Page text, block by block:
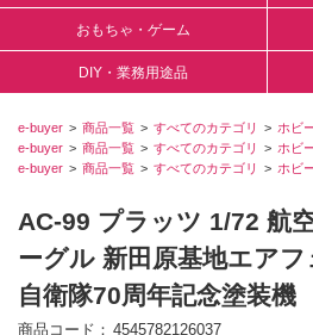
おもちゃ・ゲーム
DIY・業務用途品
e-buyer 商品一覧 すべてのカテゴリ
ホビ
e-buyer
商品一覧 すべてのカテゴリ ホビ
e-buyer
商品一覧 すべてのカテゴリ ホビ
AC-99 プラッツ 1/72 航
ーグル 新田原基地エア
自衛隊70周年記念塗装機
商品コード
4545782126037